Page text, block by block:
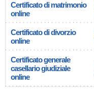
Certificato di matrimonio
online
Certificato di divorzio
online
Certificato generale
casellario giudiziale
online